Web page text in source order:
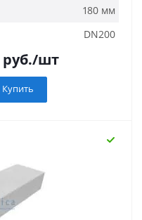
180 мм
DN200
руб./шт
Купить